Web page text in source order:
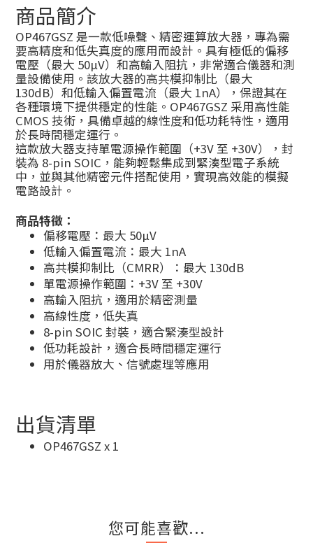
商品簡介
OP467GSZ 是一款低噪聲、精密運算放大器，專為需
要高精度和低失真度的應用而設計。具有極低的偏移
電壓（最大 50µV）和高輸入阻抗，非常適合儀器和測
量設備使用。該放大器的高共模抑制比（最大
130dB）和低輸入偏置電流（最大 1nA），保證其在
各種環境下提供穩定的性能。OP467GSZ 采用高性能
CMOS 技術，具備卓越的線性度和低功耗特性，適用
於長時間穩定運行。
這款放大器支持單電源操作範圍（+3V 至 +30V），封
裝為 8-pin SOIC，能夠輕鬆集成到緊湊型電子系統
中，並與其他精密元件搭配使用，實現高效能的模擬
電路設計。
商品特徵：
偏移電壓：最大 50µV
低輸入偏置電流：最大 1nA
高共模抑制比（CMRR）：最大 130dB
單電源操作範圍：+3V 至 +30V
高輸入阻抗，適用於精密測量
高線性度，低失真
8-pin SOIC 封裝，適合緊湊型設計
低功耗設計，適合長時間穩定運行
用於儀器放大、信號處理等應用
出貨清單
OP467GSZ x 1
您可能喜歡...